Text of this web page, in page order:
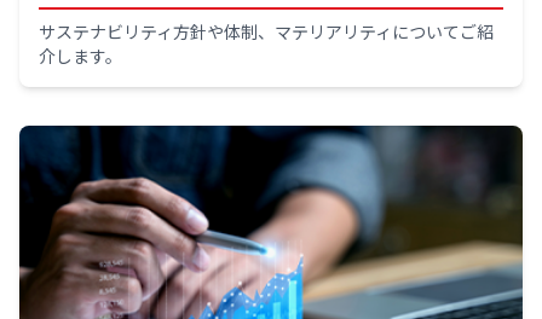
サステナビリティ方針や体制、マテリアリティについてご紹
介します。